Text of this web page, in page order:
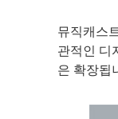
뮤직캐스
관적인 디
은 확장됩